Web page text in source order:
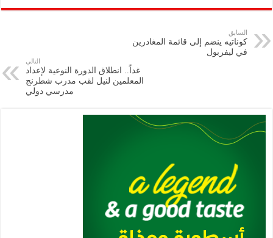
p
y
Li
eb
k
tt
nt
at
A
p
p
gr
ai
ar
السابق
كوناتيه ينضم إلى قائمة المغادرين
في ليفربول
التالي
غداً.. انطلاق الدورة النوعية لإعداد
المعلمين لنيل لقب مدرب شطرنج
مدرسي دولي